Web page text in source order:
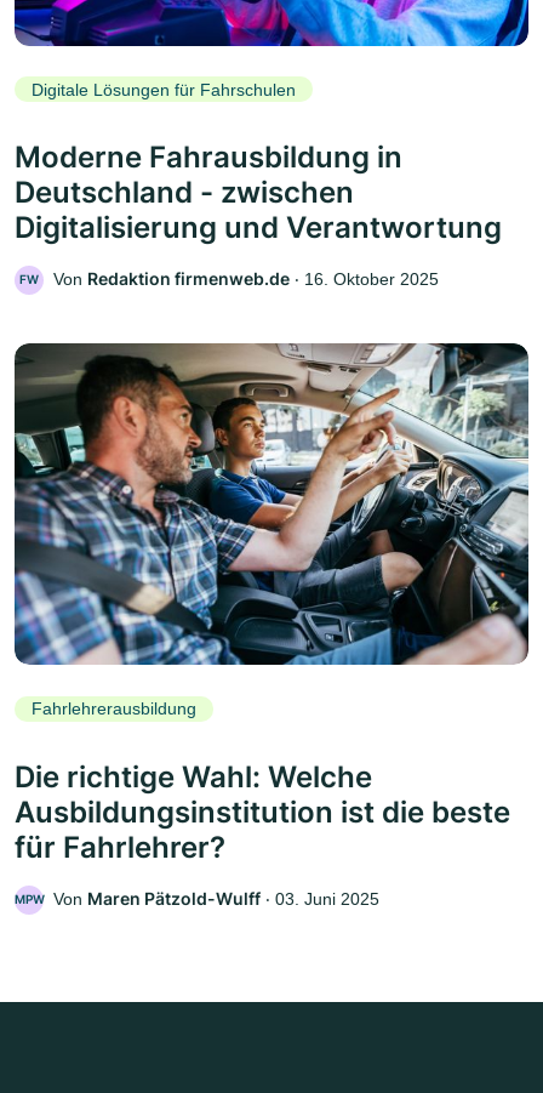
Digitale Lösungen für Fahrschulen
Moderne Fahrausbildung in
Deutschland - zwischen
Digitalisierung und Verantwortung
FW Von Redaktion firmenweb.de ‧ 16. Oktober 2025
Fahrlehrerausbildung
Die richtige Wahl: Welche
Ausbildungsinstitution ist die beste
für Fahrlehrer?
MPW Von Maren Pätzold-Wulff ‧ 03. Juni 2025